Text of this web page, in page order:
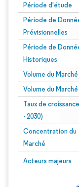
Période d'étude
Période de
Prévisionnelles
Période de
Historiques
Volume du
Volume du
Taux de
- 2030)
Concentration du
Marché
Acteurs majeurs
Image © Mordor